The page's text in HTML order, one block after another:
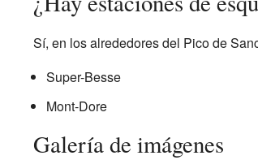
Sí, en los alrededores del Pico de
Super-Besse
Mont-Dore
Galería de imágenes